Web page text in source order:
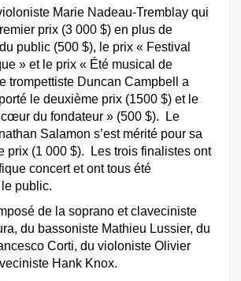
Marie Nadeau-Tremblay qui
prix (3 000 $) en plus de
public (500 $), le prix « Festival
» et le prix « Été musical de
trompettiste Duncan Campbell a
le deuxième prix (1500 $) et le
du fondateur » (500 $). Le
Salamon s’est mérité pour sa
prix (1 000 $). Les trois finalistes ont
concert et ont tous été
public.
de la soprano et claveciniste
du bassoniste Mathieu Lussier, du
Corti, du violoniste Olivier
Hank Knox.